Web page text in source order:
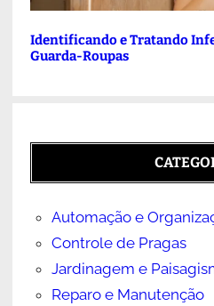
Identificando e Tratando
Guarda-Roupas
Automação e
Controle de Pragas
Jardinagem e
Reparo e Manutenção